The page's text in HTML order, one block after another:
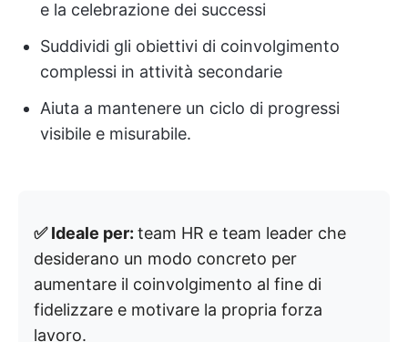
e la celebrazione dei successi
Suddividi gli obiettivi di coinvolgimento
complessi in attività secondarie
Aiuta a mantenere un ciclo di progressi
visibile e misurabile.
✅ Ideale per: team HR e team leader che
desiderano un modo concreto per
aumentare il coinvolgimento al fine di
fidelizzare e motivare la propria forza
lavoro.